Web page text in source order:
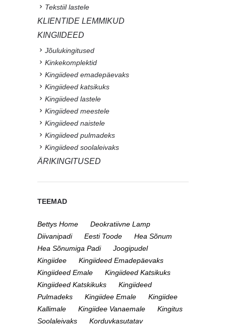
Tekstiil lastele
KLIENTIDE LEMMIKUD
KINGIIDEED
Jõulukingitused
Kinkekomplektid
Kingiideed emadepäevaks
Kingiideed katsikuks
Kingiideed lastele
Kingiideed meestele
Kingiideed naistele
Kingiideed pulmadeks
Kingiideed soolaleivaks
ÄRIKINGITUSED
TEEMAD
Bettys Home
Deokratiivne Lamp
Diivanipadi
Eesti Toode
Hea Sõnum
Hea Sõnumiga Padi
Joogipudel
Kingiidee
Kingiideed Emadepäevaks
Kingiideed Emale
Kingiideed Katsikuks
Kingiideed Katskikuks
Kingiideed
Pulmadeks
Kingiidee Emale
Kingiidee
Kallimale
Kingiidee Vanaemale
Kingitus
Soolaleivaks
Korduvkasutatav